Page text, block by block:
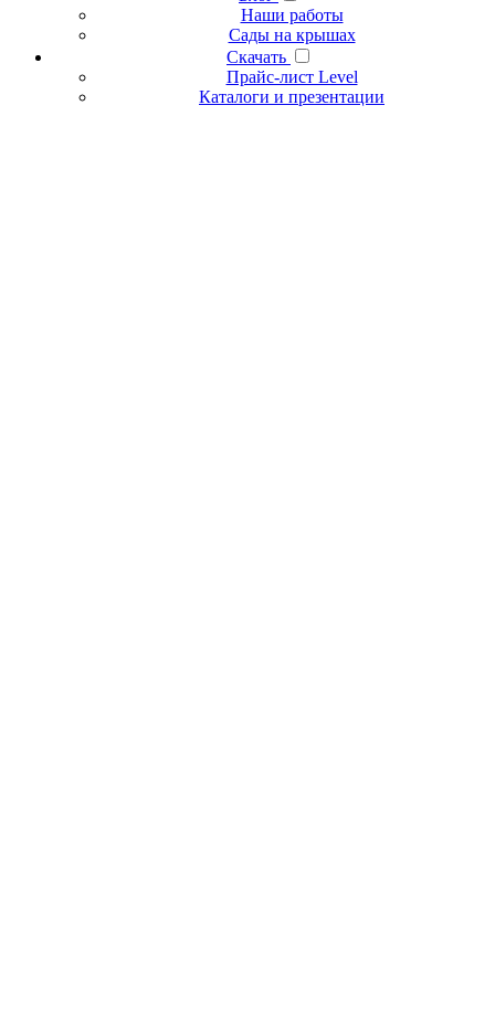
Наши работы
Сады на крышах
Скачать
Прайс-лист Level
Каталоги и презентации